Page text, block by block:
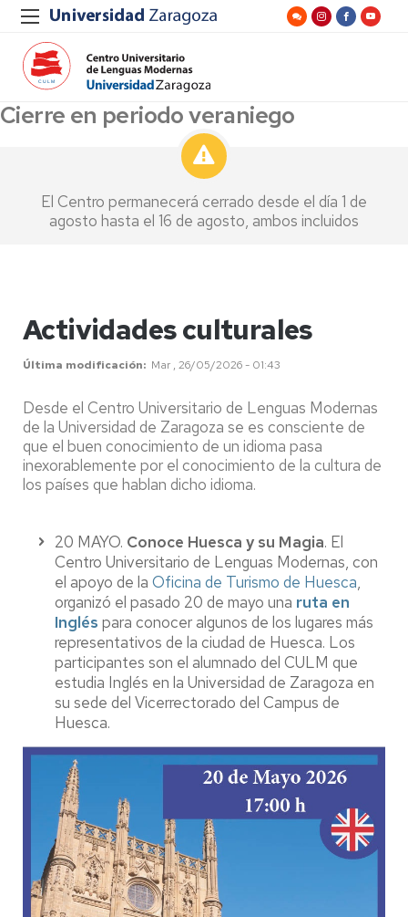
Cierre en periodo veraniego
El Centro permanecerá cerrado desde el día 1 de
agosto hasta el 16 de agosto, ambos incluidos
Actividades culturales
Última modificación Mar , 26/05/2026 - 01:43
Desde el Centro Universitario de Lenguas Modernas
de la Universidad de Zaragoza se es consciente de
que el buen conocimiento de un idioma pasa
inexorablemente por el conocimiento de la cultura de
los países que hablan dicho idioma.
20 MAYO. Conoce Huesca y su Magia. El
Centro Universitario de Lenguas Modernas, con
el apoyo de la Oficina de Turismo de Huesca,
organizó el pasado 20 de mayo una ruta en
Inglés para conocer algunos de los lugares más
representativos de la ciudad de Huesca. Los
participantes son el alumnado del CULM que
estudia Inglés en la Universidad de Zaragoza en
su sede del Vicerrectorado del Campus de
Huesca.